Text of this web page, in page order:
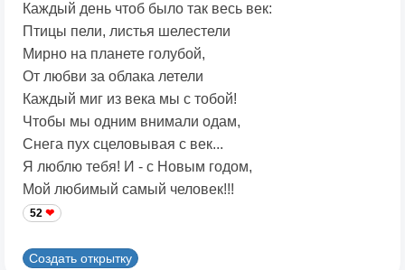
Каждый день чтоб было так весь век:
Птицы пели, листья шелестели
Мирно на планете голубой,
От любви за облака летели
Каждый миг из века мы с тобой!
Чтобы мы одним внимали одам,
Снега пух сцеловывая с век...
Я люблю тебя! И - с Новым годом,
Мой любимый самый человек!!!
52
Создать открытку